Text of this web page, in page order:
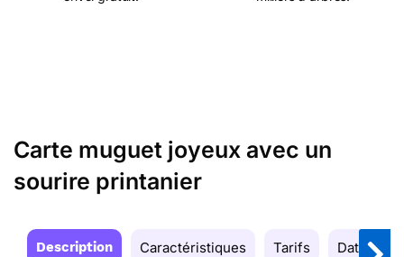
Carte muguet joyeux avec un
sourire printanier
Description Caractéristiques Tarifs Date de